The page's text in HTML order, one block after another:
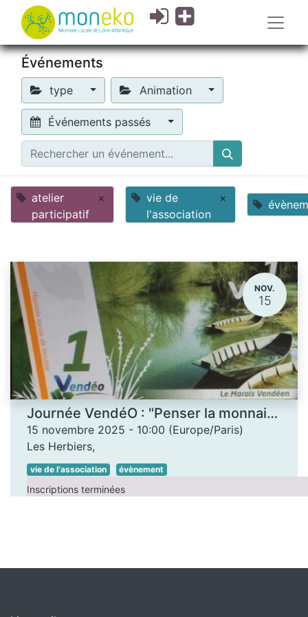
Événements
type Animation
Événements passés
atelier
participatif
×
vie de
l'association
×
NOV.
15
Journée VendéO : "Penser la monnaie... autrement"
15 novembre 2025 - 10:00 (Europe/Paris)
Les Herbiers,
vie de l'association évènement
Inscriptions terminées